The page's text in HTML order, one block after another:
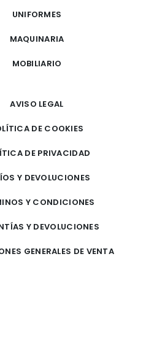
UNIFORMES
MAQUINARIA
MOBILIARIO
AVISO LEGAL
DE COOKIES
DE PRIVACIDAD
Y DEVOLUCIONES
Y CONDICIONES
Y DEVOLUCIONES
GENERALES DE VENTA